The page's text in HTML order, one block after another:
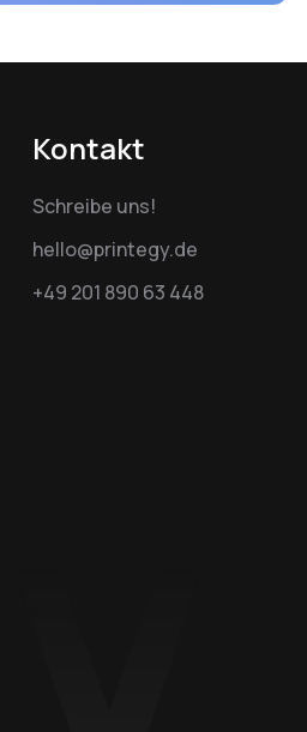
Kontakt
Schreibe uns!
hello@printegy.de
+49 201 890 63 448